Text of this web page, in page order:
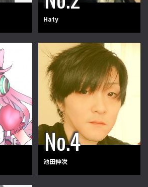
Haty
池田伸次